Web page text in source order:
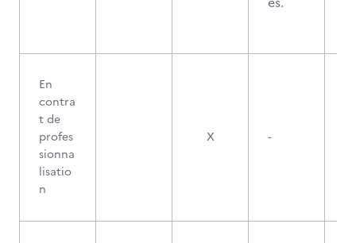
En
contra
t de
profes
sionna
lisatio
n
X -